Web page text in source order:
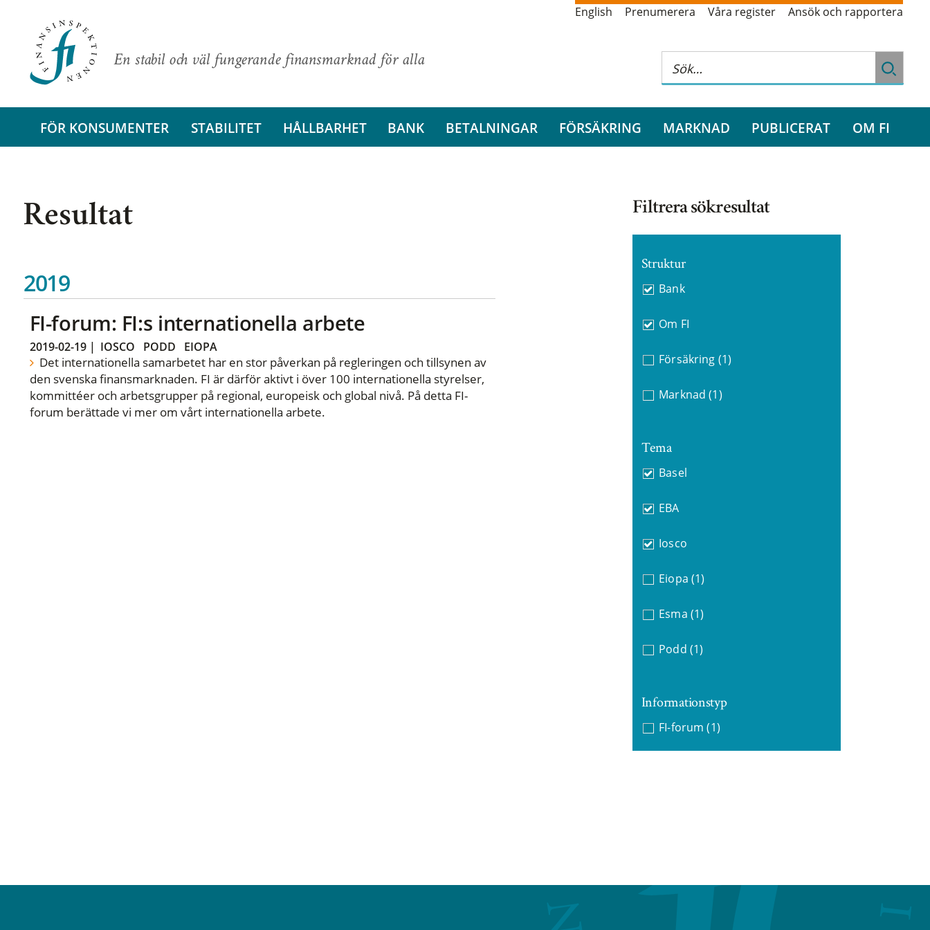
En stabil och väl fungerande finansmarknad för alla
English Prenumerera Våra register Ansök och rapportera
FÖR KONSUMENTER STABILITET HÅLLBARHET BANK BETALNINGAR FÖRSÄKRING MARKNAD PUBLICERAT OM FI
Resultat
2019
FI-forum: FI:s internationella arbete
2019-02-19| IOSCO PODD EIOPA
Det internationella samarbetet har en stor påverkan på regleringen och tillsynen av
den svenska finansmarknaden. FI är därför aktivt i över 100 internationella styrelser,
kommittéer och arbetsgrupper på regional, europeisk och global nivå. På detta FI-
forum berättade vi mer om vårt internationella arbete.
Filtrera sökresultat
Struktur
Bank
Om FI
Försäkring (1)
Marknad (1)
Tema
Basel
EBA
Iosco
Eiopa (1)
Esma (1)
Podd (1)
Informationstyp
FI-forum (1)